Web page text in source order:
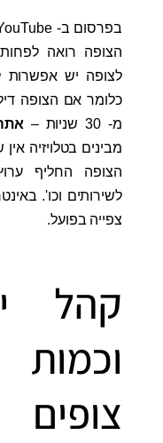
כלומר אם הצופה
מ- 30 שניות –
מבינים בטלויזיה
הצופה החליף
לשירותים וכו'.
צפייה בפועל.
קהל
צופים